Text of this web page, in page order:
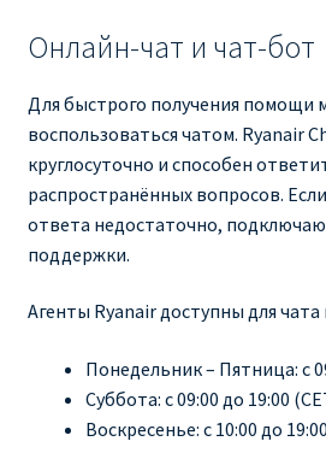
Информация по бронированию
КАК НАЙТИ ДЕШЕВЫЙ БИЛЕТ
Кипр
КУПИТЬ АВИАБИЛЕТЫ ДЕШЕВО
Милан
Париж
ПРАВИЛА РЕГИСТРАЦИИ
Онлайн-чат и чат-бот
Для быстрого получения помощи
воспользоваться чатом. Ryanair
круглосуточно и способен
распространённых вопросов.
ответа недостаточно,
поддержки.
Агенты Ryanair доступны для
Понедельник – Пятница: с
Суббота: с 09:00 до 19:00
Воскресенье: с 10:00 до